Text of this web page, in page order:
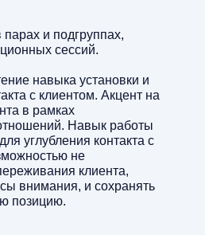
парах и подгруппах,
сессий.
навыка установки и
с клиентом. Акцент на
в рамках
Навык работы
углубления контакта с
не
клиента,
внимания, и сохранять
позицию.